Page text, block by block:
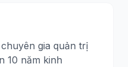
gia quản trị
10 năm kinh